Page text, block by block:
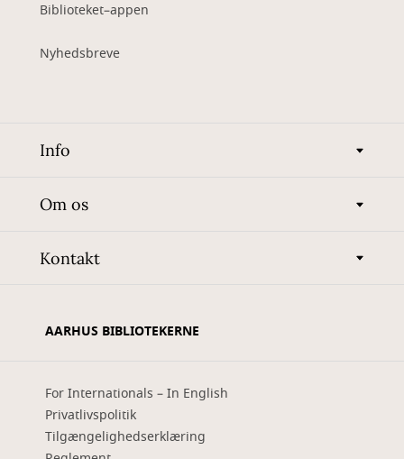
Biblioteket–appen
Nyhedsbreve
Info
Om os
Kontakt
AARHUS BIBLIOTEKERNE
For Internationals – In English
Privatlivspolitik
Tilgængelighedserklæring